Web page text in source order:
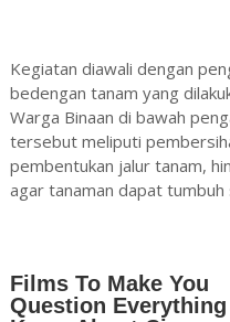
Kegiatan diawali dengan
bedengan tanam yang
Warga Binaan di bawah
tersebut meliputi
pembentukan jalur tanam,
agar tanaman dapat tumbuh